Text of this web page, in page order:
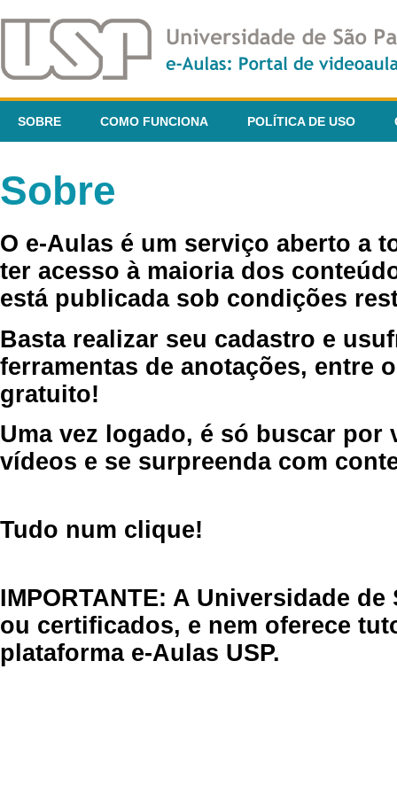
SOBRE COMO FUNCIONA POLÍTICA DE USO
Sobre
O e-Aulas é um serviço aberto a
ter acesso à maioria dos
está publicada sob condições
Basta realizar seu cadastro e
ferramentas de anotações, entre
gratuito!
Uma vez logado, é só buscar por
vídeos e se surpreenda com
Tudo num clique!
IMPORTANTE: A Universidade
ou certificados, e nem oferece
plataforma e-Aulas USP.